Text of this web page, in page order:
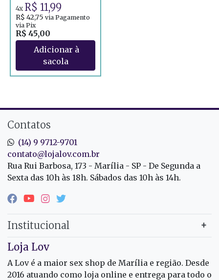
R$ 45,00
4x R$ 11,99
R$ 42,75 via Pagamento
via Pix
Contatos
(14) 9 9712-9701
contato@lojalov.com.br
Rua Rui Barbosa, 173 - Marília - SP - De Segunda a
Sexta das 10h às 18h. Sábados das 10h às 14h.
Institucional
Loja Lov
A Lov é a maior sex shop de Marília e região. Desde
2016 atuando como loja online e entrega para todo o